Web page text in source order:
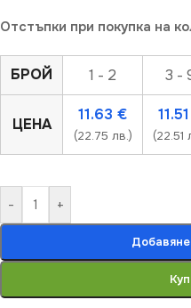
Отстъпки при покупка на
БРОЙ 1 - 2 3 -
ЦЕНА
11.63 €
(22.75 лв.)
11.51
(22.51
- +